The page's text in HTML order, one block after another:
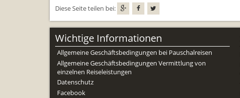
Diese Seite teilen bei:
Wichtige Informationen
Allgemeine Geschäftsbedingungen bei Pauschalreisen
Allgemeine Geschäftsbedingungen Vermittlung von
einzelnen Reiseleistungen
Datenschutz
Facebook